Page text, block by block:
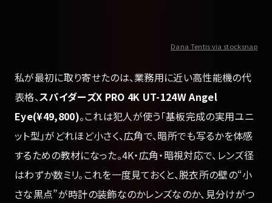
Dana Tentis via stocksnap
私が最初に取り寄せたのは、業務用に近い高性能機の代
表格、スパイダーズX PRO 4K UT-124W Angel
Eye(¥49,800)。これは犯人が使う「基板完成の実用ユニ
ット型」がどれほど小さく、広角で、暗所でも写るかを体感
するための教材になった。4K・広角・暗視対応で、レンズ径
はわずか数ミリ。これを一度見ておくと、脱衣所の壁の“小
さな黒点”が時計の装飾なのかレンズなのか、見分けがつ